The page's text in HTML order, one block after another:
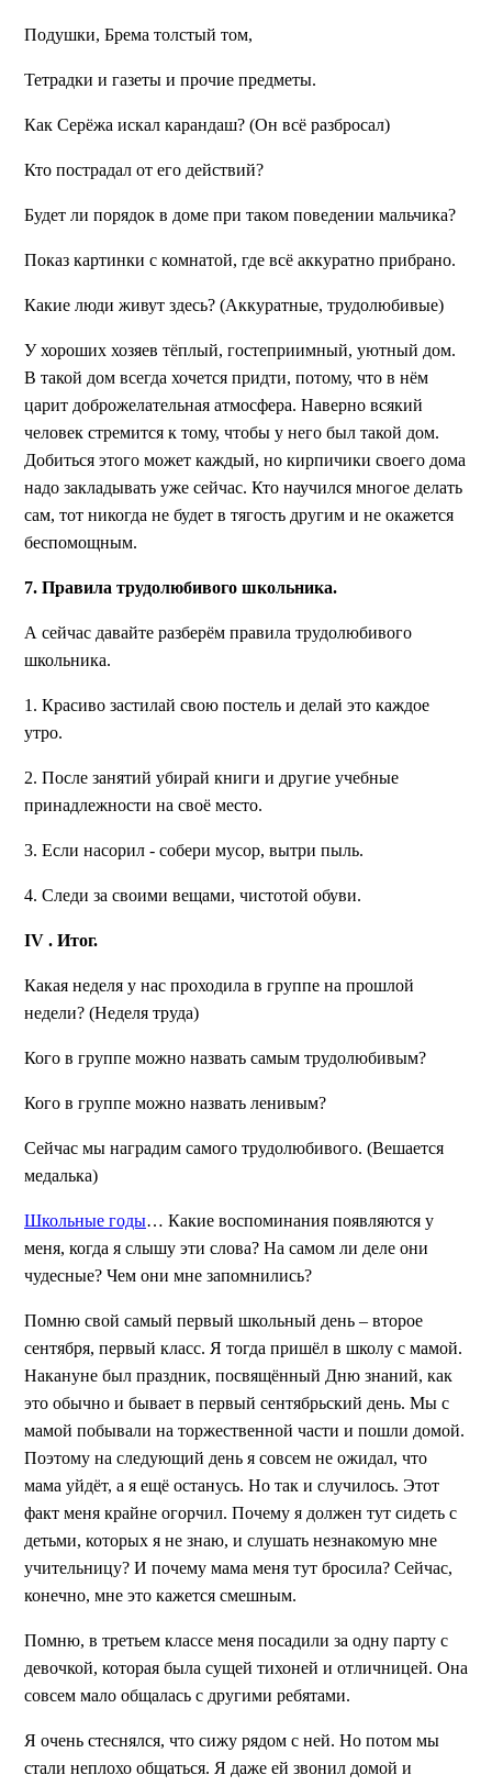
Подушки, Брема толстый том,
Тетрадки и газеты и прочие предметы.
Как Серёжа искал карандаш? (Он всё разбросал)
Кто пострадал от его действий?
Будет ли порядок в доме при таком поведении мальчика?
Показ картинки с комнатой, где всё аккуратно прибрано.
Какие люди живут здесь? (Аккуратные, трудолюбивые)
У хороших хозяев тёплый, гостеприимный, уютный дом.
В такой дом всегда хочется придти, потому, что в нём
царит доброжелательная атмосфера. Наверно всякий
человек стремится к тому, чтобы у него был такой дом.
Добиться этого может каждый, но кирпичики своего дома
надо закладывать уже сейчас. Кто научился многое делать
сам, тот никогда не будет в тягость другим и не окажется
беспомощным.
7. Правила трудолюбивого школьника.
А сейчас давайте разберём правила трудолюбивого
школьника.
1. Красиво застилай свою постель и делай это каждое
утро.
2. После занятий убирай книги и другие учебные
принадлежности на своё место.
3. Если насорил - собери мусор, вытри пыль.
4. Следи за своими вещами, чистотой обуви.
IV . Итог.
Какая неделя у нас проходила в группе на прошлой
недели? (Неделя труда)
Кого в группе можно назвать самым трудолюбивым?
Кого в группе можно назвать ленивым?
Сейчас мы наградим самого трудолюбивого. (Вешается
медалька)
Школьные годы… Какие воспоминания появляются у
меня, когда я слышу эти слова? На самом ли деле они
чудесные? Чем они мне запомнились?
Помню свой самый первый школьный день – второе
сентября, первый класс. Я тогда пришёл в школу с мамой.
Накануне был праздник, посвящённый Дню знаний, как
это обычно и бывает в первый сентябрьский день. Мы с
мамой побывали на торжественной части и пошли домой.
Поэтому на следующий день я совсем не ожидал, что
мама уйдёт, а я ещё останусь. Но так и случилось. Этот
факт меня крайне огорчил. Почему я должен тут сидеть с
детьми, которых я не знаю, и слушать незнакомую мне
учительницу? И почему мама меня тут бросила? Сейчас,
конечно, мне это кажется смешным.
Помню, в третьем классе меня посадили за одну парту с
девочкой, которая была сущей тихоней и отличницей. Она
совсем мало общалась с другими ребятами.
Я очень стеснялся, что сижу рядом с ней. Но потом мы
стали неплохо общаться. Я даже ей звонил домой и